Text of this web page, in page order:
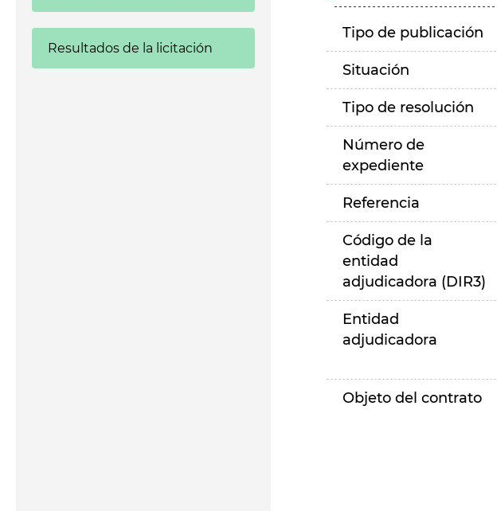
Resultados de la licitación
Tipo de publicación
Situación
Tipo de resolución
Número de
expediente
Referencia
Código de la
entidad
adjudicadora (DIR3)
Entidad
adjudicadora
Objeto del contrato